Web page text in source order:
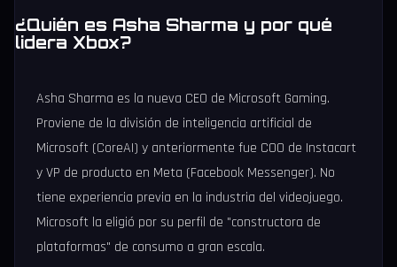
¿Quién es Asha Sharma y por qué
lidera Xbox?
Asha Sharma es la nueva CEO de Microsoft Gaming.
Proviene de la división de inteligencia artificial de
Microsoft (CoreAI) y anteriormente fue COO de Instacart
y VP de producto en Meta (Facebook Messenger). No
tiene experiencia previa en la industria del videojuego.
Microsoft la eligió por su perfil de "constructora de
plataformas" de consumo a gran escala.